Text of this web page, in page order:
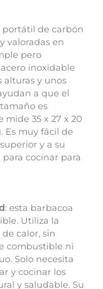
portátil de carbón
valoradas en
pero
inoxidable
alturas y unos
a que el
es
35 x 27 x 20
Es muy fácil de
y a su
cocinar para
: esta barbacoa
Utiliza la
calor, sin
combustible ni
Solo necesita
y cocinar los
y saludable. Su